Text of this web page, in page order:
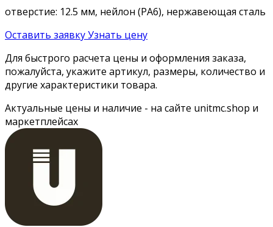
отверстие: 12.5 мм, нейлон (PA6), нержавеющая сталь
Оставить заявкуУзнать цену
Для быстрого расчета цены и оформления заказа,
пожалуйста, укажите артикул, размеры, количество и
другие характеристики товара.
Актуальные цены и наличие - на сайте unitmc.shop и
маркетплейсах